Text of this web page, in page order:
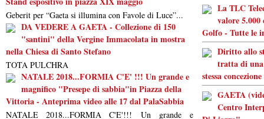
Geberit per “Gaeta si illumina con Favole di Luce”...
DA VEDERE A GAETA - Collezione di 150
"santini" della Vergine Immacolata in mostra
nella Chiesa di Santo Stefano
TOTA PULCHRA
NATALE 2018...FORMIA C'E' !!! Un grande e
magnifico "Presepe di sabbia"in Piazza della
Vittoria - Anteprima video alle 17 dal PalaSabbia
NATALE 2018...FORMIA C'E'!!! Un grande e
La TLC
valore
Golfo - Tutte le
Diritto allo
tratta di
stessa
GAETA
Centro